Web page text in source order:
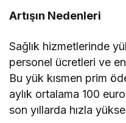
Artışın Nedenleri
Sağlık hizmetlerinde
personel ücretleri ve
Bu yük kısmen prim
aylık ortalama 100
son yıllarda hızla